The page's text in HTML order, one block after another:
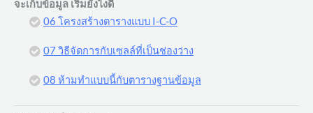
จะเก็บข้อมูล เริ่มยังไงดี
06 โครงสร้างตารางแบบ I-C-O
07 วิธีจัดการกับเซลล์ที่เป็นช่องว่าง
08 ห้ามทำแบบนี้กับตารางฐานข้อมูล